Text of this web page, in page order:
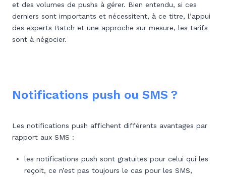
et des volumes de pushs à gérer. Bien entendu, si ces
derniers sont importants et nécessitent, à ce titre, l’appui
des experts Batch et une approche sur mesure, les tarifs
sont à négocier.
Notifications push ou SMS ?
Les notifications push affichent différents avantages par
rapport aux SMS :
les notifications push sont gratuites pour celui qui les
reçoit, ce n’est pas toujours le cas pour les SMS,